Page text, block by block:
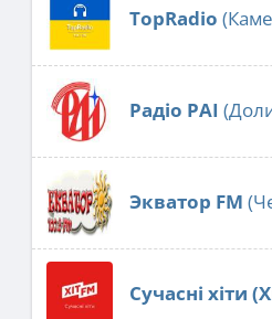
TopRadio
Радіо РАІ
Экватор FM
Сучасні хіти